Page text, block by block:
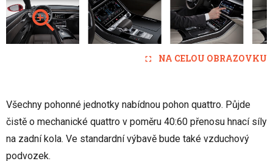
NA CELOU OBRAZOVKU
Všechny pohonné jednotky nabídnou pohon quattro. Půjde
čistě o mechanické quattro v poměru 40:60 přenosu hnací síly
na zadní kola. Ve standardní výbavě bude také vzduchový
podvozek.